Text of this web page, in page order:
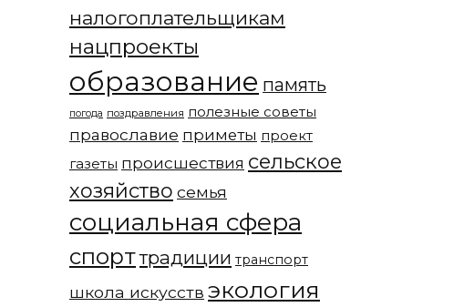
налогоплательщикам
нацпроекты
образование память
погода поздравления полезные советы
православие приметы проект
газеты происшествия сельское
хозяйство семья
социальная сфера
спорттрадиции транспорт
школа искусств экология